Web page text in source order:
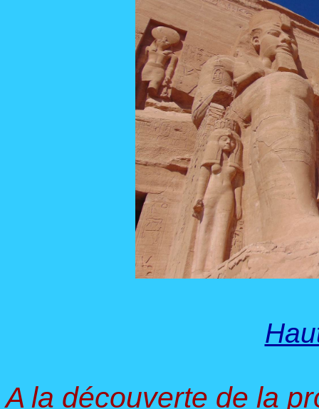
A la découverte de la